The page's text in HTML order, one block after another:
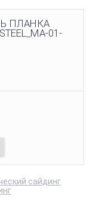
ПЛАНКА
01-
сайдинг